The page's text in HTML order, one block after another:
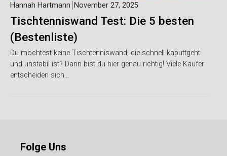
Tischtenniswand Test: Die 5 besten
(Bestenliste)
Hannah Hartmann November 27, 2025
Du möchtest keine Tischtenniswand, die schnell kaputtgeht
und unstabil ist? Dann bist du hier genau richtig! Viele Käufer
entscheiden sich…
Folge Uns